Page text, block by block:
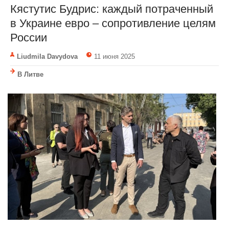
Кястутис Будрис: каждый потраченный
в Украине евро – сопротивление целям
России
Liudmila Davydova 11 июня 2025
В Литве